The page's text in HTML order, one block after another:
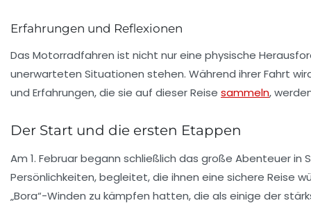
Erfahrungen und Reflexionen
Das Motorradfahren ist nicht nur eine physische
unerwarteten Situationen stehen. Während ihrer Fahrt
und Erfahrungen, die sie auf dieser Reise sammeln,
Der Start und die ersten Etappen
Am 1. Februar begann schließlich das große Abenteuer
Persönlichkeiten, begleitet, die ihnen eine sichere Reise
„Bora“-Winden zu kämpfen hatten, die als einige der